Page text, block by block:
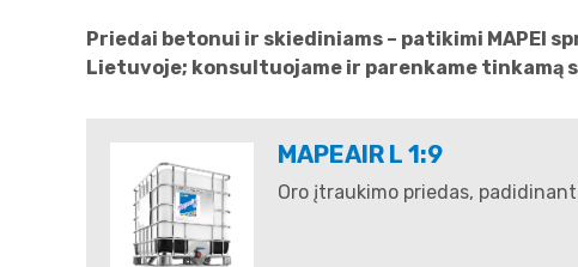
Priedai betonui ir skiediniams – patikimi MAPEI
Lietuvoje; konsultuojame ir parenkame tinkamą
MAPEAIR L 1:9
Oro įtraukimo priedas,